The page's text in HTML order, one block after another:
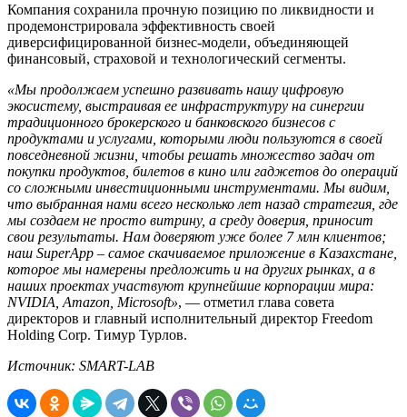
Компания сохранила прочную позицию по ликвидности и
продемонстрировала эффективность своей
диверсифицированной бизнес-модели, объединяющей
финансовый, страховой и технологический сегменты.
«Мы продолжаем успешно развивать нашу цифровую
экосистему, выстраивая ее инфраструктуру на синергии
традиционного брокерского и банковского бизнесов с
продуктами и услугами, которыми люди пользуются в своей
повседневной жизни, чтобы решать множество задач от
покупки продуктов, билетов в кино или гаджетов до операций
со сложными инвестиционными инструментами. Мы видим,
что выбранная нами всего несколько лет назад стратегия, где
мы создаем не просто витрину, а среду доверия, приносит
свои результаты. Нам доверяют уже более 7 млн клиентов;
наш SuperApp – самое скачиваемое приложение в Казахстане,
которое мы намерены предложить и на других рынках, а в
наших проектах участвуют крупнейшие корпорации мира:
NVIDIA, Amazon, Microsoft», — отметил глава совета
директоров и главный исполнительный директор Freedom
Holding Corp. Тимур Турлов.
Источник: SMART-LAB